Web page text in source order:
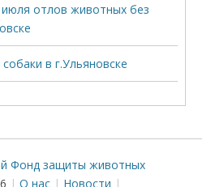
отлов животных без
в г.Ульяновске
Фонд защиты животных
О нас Новости